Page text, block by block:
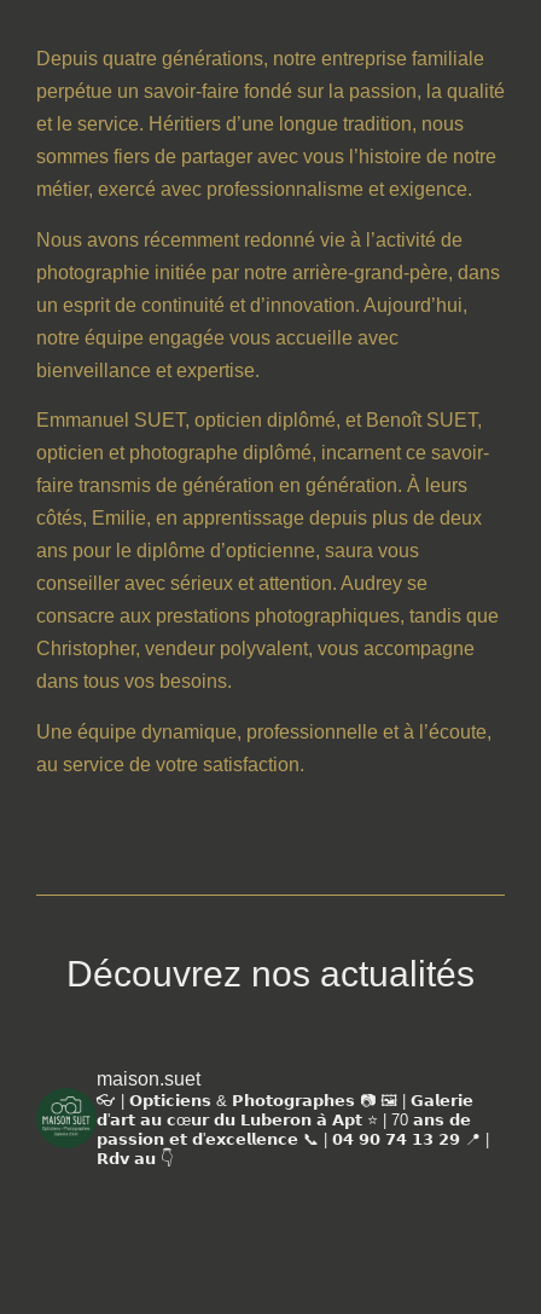
Depuis quatre générations, notre entreprise familiale
perpétue un savoir-faire fondé sur la passion, la qualité
et le service. Héritiers d’une longue tradition, nous
sommes fiers de partager avec vous l’histoire de notre
métier, exercé avec professionnalisme et exigence.
Nous avons récemment redonné vie à l’activité de
photographie initiée par notre arrière-grand-père, dans
un esprit de continuité et d’innovation. Aujourd’hui,
notre équipe engagée vous accueille avec
bienveillance et expertise.
Emmanuel SUET, opticien diplômé, et Benoît SUET,
opticien et photographe diplômé, incarnent ce savoir-
faire transmis de génération en génération. À leurs
côtés, Emilie, en apprentissage depuis plus de deux
ans pour le diplôme d’opticienne, saura vous
conseiller avec sérieux et attention. Audrey se
consacre aux prestations photographiques, tandis que
Christopher, vendeur polyvalent, vous accompagne
dans tous vos besoins.
Une équipe dynamique, professionnelle et à l’écoute,
au service de votre satisfaction.
Découvrez nos actualités
maison.suet
👓 | 𝗢𝗽𝘁𝗶𝗰𝗶𝗲𝗻𝘀 & 𝗣𝗵𝗼𝘁𝗼𝗴𝗿𝗮𝗽𝗵𝗲𝘀 📷 🖼️ | 𝗚𝗮𝗹𝗲𝗿𝗶𝗲
𝗱'𝗮𝗿𝘁 𝗮𝘂 𝗰œ𝘂𝗿 𝗱𝘂 𝗟𝘂𝗯𝗲𝗿𝗼𝗻 𝗮̀ 𝗔𝗽𝘁 ⭐️ | 70 𝗮𝗻𝘀 𝗱𝗲
𝗽𝗮𝘀𝘀𝗶𝗼𝗻 𝗲𝘁 𝗱'𝗲𝘅𝗰𝗲𝗹𝗹𝗲𝗻𝗰𝗲 📞 | 𝟬𝟰 𝟵𝟬 𝟳𝟰 𝟭𝟯 𝟮𝟵 📍 |
𝗥𝗱𝘃 𝗮𝘂 👇